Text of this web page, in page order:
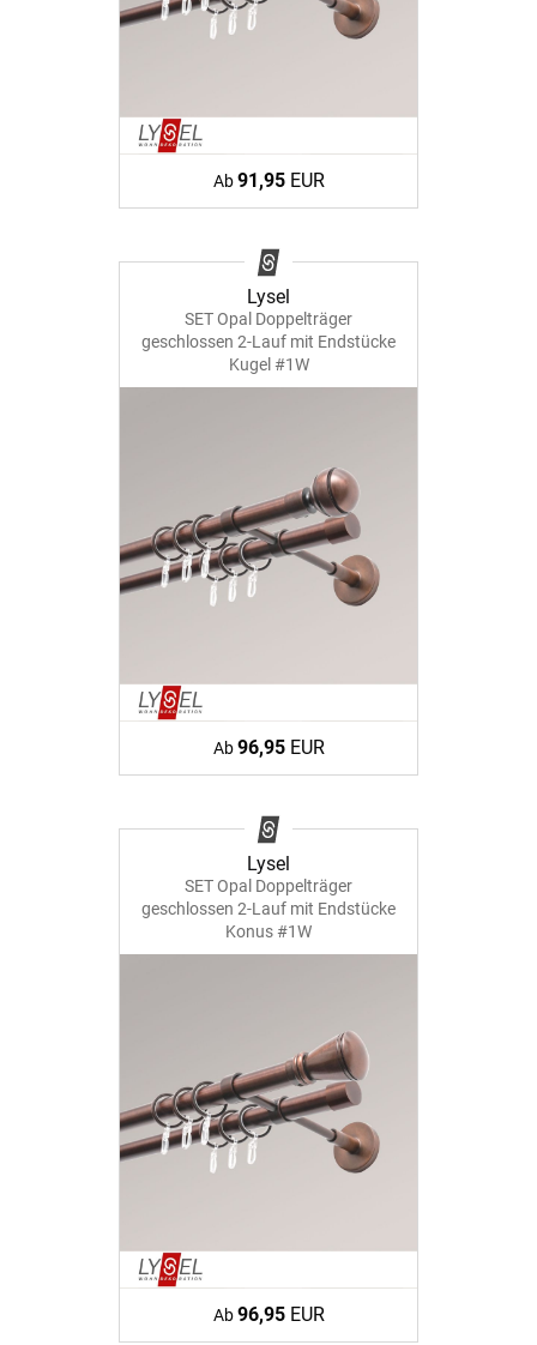
Ab91,95EUR
Lysel
SET Opal Doppelträger
geschlossen 2-Lauf mit Endstücke
Kugel #1W
Ab96,95EUR
Lysel
SET Opal Doppelträger
geschlossen 2-Lauf mit Endstücke
Konus #1W
Ab96,95EUR